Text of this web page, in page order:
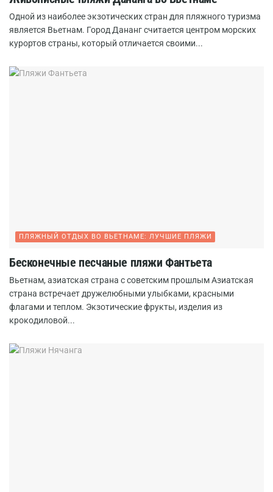
Одной из наиболее экзотических стран для пляжного туризма
является Вьетнам. Город Дананг считается центром морских
курортов страны, который отличается своими...
ПЛЯЖНЫЙ ОТДЫХ ВО ВЬЕТНАМЕ: ЛУЧШИЕ ПЛЯЖИ
Бесконечные песчаные пляжи Фантьета
Вьетнам, азиатская страна с советским прошлым Азиатская
страна встречает дружелюбными улыбками, красными
флагами и теплом. Экзотические фрукты, изделия из
крокодиловой...